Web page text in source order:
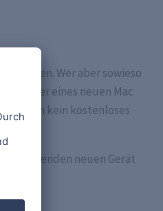
kaufen. Wer aber sowieso
oder eines neuen Mac
noch kein kostenloses
neuen Gerät